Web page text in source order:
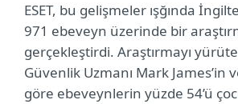
ESET, bu gelişmeler ışğında
971 ebeveyn üzerinde bir
gerçekleştirdi. Araştırmayı
Güvenlik Uzmanı Mark James’in
göre ebeveynlerin yüzde 54’ü